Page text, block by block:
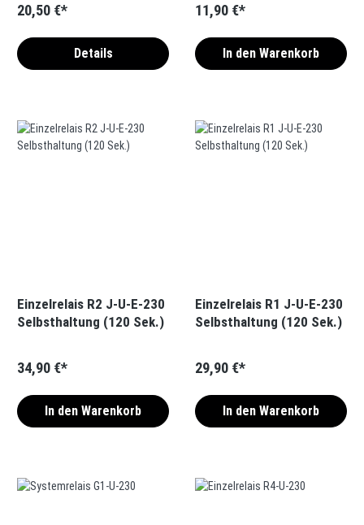
20,50 €*
Details
11,90 €*
In den Warenkorb
Einzelrelais R2 J-U-E-230
Selbsthaltung (120 Sek.)
34,90 €*
In den Warenkorb
Einzelrelais R1 J-U-E-230
Selbsthaltung (120 Sek.)
29,90 €*
In den Warenkorb